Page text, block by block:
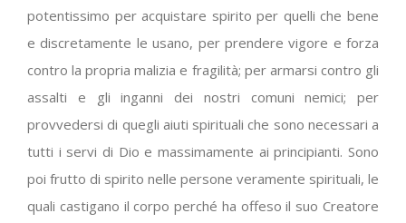
potentissimo per acquistare spirito per quelli che bene
e discretamente le usano, per prendere vigore e forza
contro la propria malizia e fragilità; per armarsi contro gli
assalti e gli inganni dei nostri comuni nemici; per
provvedersi di quegli aiuti spirituali che sono necessari a
tutti i servi di Dio e massimamente ai principianti. Sono
poi frutto di spirito nelle persone veramente spirituali, le
quali castigano il corpo perché ha offeso il suo Creatore